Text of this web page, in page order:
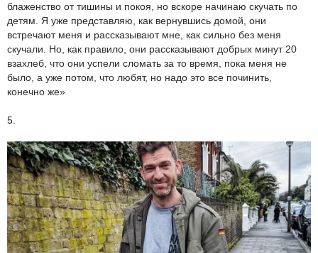
блаженство от тишины и покоя, но вскоре начинаю скучать по
детям. Я уже представляю, как вернувшись домой, они
встречают меня и рассказывают мне, как сильно без меня
скучали. Но, как правило, они рассказывают добрых минут 20
взахлеб, что они успели сломать за то время, пока меня не
было, а уже потом, что любят, но надо это все починить,
конечно же»
5.